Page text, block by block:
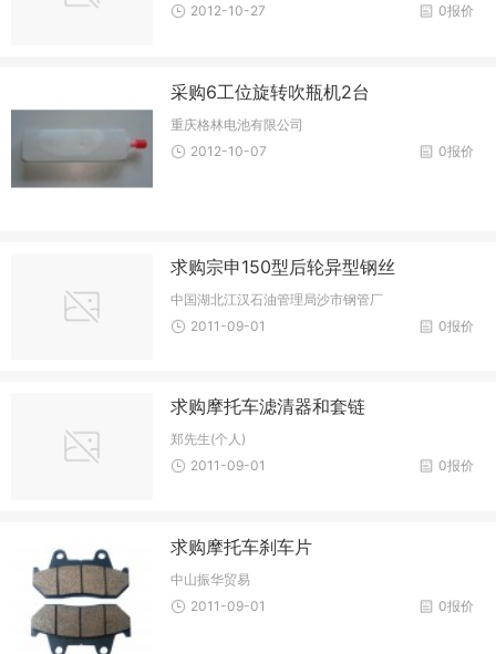
0报价
2012-10-27
采购6工位旋转吹瓶机2台
重庆格林电池有限公司
0报价
2012-10-07
求购宗申150型后轮异型钢丝
中国湖北江汉石油管理局沙市钢管厂
0报价
2011-09-01
求购摩托车滤清器和套链
郑先生(个人)
0报价
2011-09-01
求购摩托车刹车片
中山振华贸易
0报价
2011-09-01